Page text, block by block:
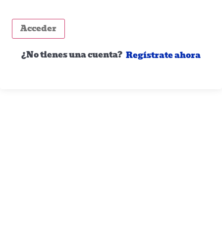
Acceder
¿No tienes una cuenta? Regístrate ahora